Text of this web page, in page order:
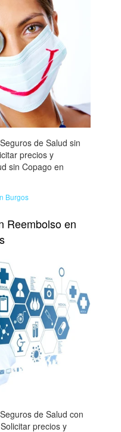
de Salud sin
precios y
sin Copago en
Burgos
Reembolso en
de Salud con
precios y